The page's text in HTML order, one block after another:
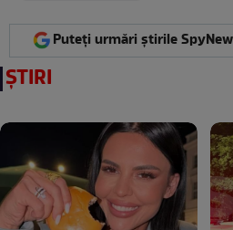
Puteți urmări știrile
ȘTIRI